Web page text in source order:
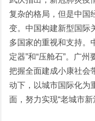
复杂的格局，但是中国
变。中国构建新型国际
多国家的重视和支持。
定器”和“压舱石”。广
把握全面建成小康社会
动下，以城市国际化为
面，努力实现“老城市新